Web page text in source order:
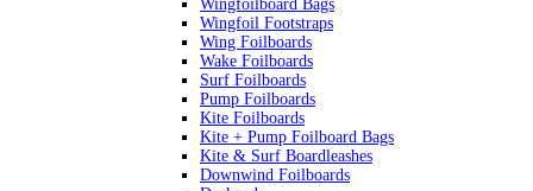
Wingfoilboard Bags
Wingfoil Footstraps
Wing Foilboards
Wake Foilboards
Surf Foilboards
Pump Foilboards
Kite Foilboards
Kite + Pump Foilboard Bags
Kite & Surf Boardleashes
Downwind Foilboards